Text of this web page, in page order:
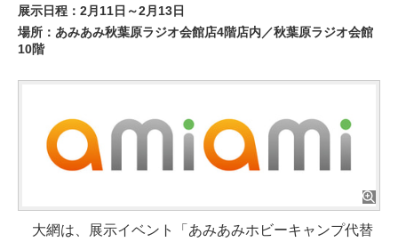
展示日程：2月11日～2月13日
場所：あみあみ秋葉原ラジオ会館店4階店内／秋葉原ラジオ会館
10階
大網は、展示イベント「あみあみホビーキャンプ代替